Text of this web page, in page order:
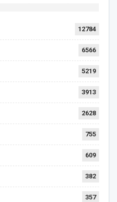
12784
6566
5219
3913
2628
755
609
382
357